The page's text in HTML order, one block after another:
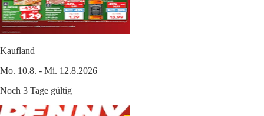
Kaufland
Mo. 10.8. - Mi. 12.8.2026
Noch 3 Tage gültig